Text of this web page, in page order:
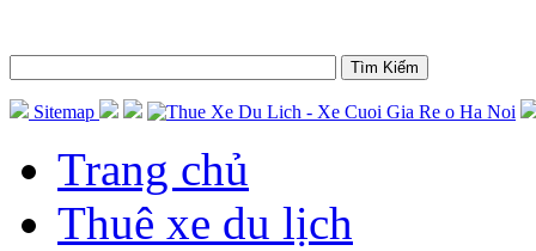
Sitemap
Trang chủ
Thuê xe du lịch